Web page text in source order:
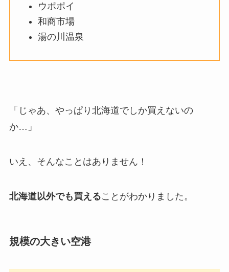
ウポポイ
和商市場
湯の川温泉
「じゃあ、やっぱり北海道でしか買えないの
か…」
いえ、そんなことはありません！
北海道以外でも買えることがわかりました。
規模の大きい空港